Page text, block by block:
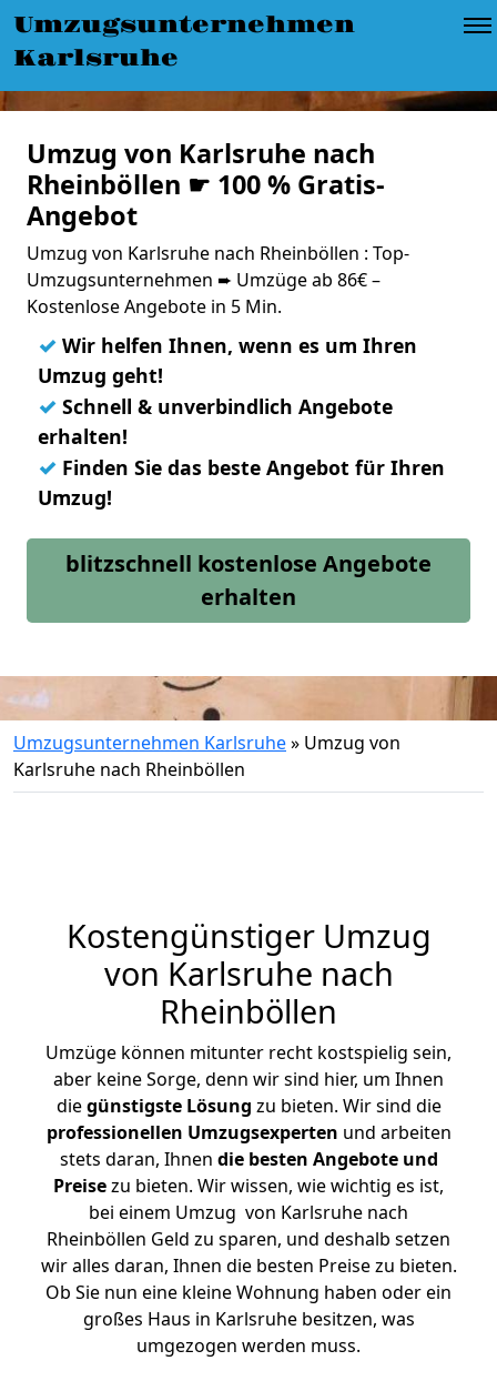
Umzugsunternehmen
Karlsruhe
Umzug von Karlsruhe nach
Rheinböllen ☛ 100 % Gratis-
Angebot
Umzug von Karlsruhe nach Rheinböllen : Top-
Umzugsunternehmen ➨ Umzüge ab 86€ –
Kostenlose Angebote in 5 Min.
✓ Wir helfen Ihnen, wenn es um Ihren
Umzug geht!
✓ Schnell & unverbindlich Angebote
erhalten!
✓ Finden Sie das beste Angebot für Ihren
Umzug!
blitzschnell kostenlose Angebote
erhalten
Umzugsunternehmen Karlsruhe» Umzug von
Karlsruhe nach Rheinböllen
Kostengünstiger Umzug
von Karlsruhe nach
Rheinböllen
Umzüge können mitunter recht kostspielig sein,
aber keine Sorge, denn wir sind hier, um Ihnen
diegünstigste Lösung zu bieten. Wir sind die
professionellen Umzugsexperten und arbeiten
stets daran, Ihnen die besten Angebote und
Preisezu bieten. Wir wissen, wie wichtig es ist,
bei einem Umzug von Karlsruhe nach
Rheinböllen Geld zu sparen, und deshalb setzen
wir alles daran, Ihnen die besten Preise zu bieten.
Ob Sie nun eine kleine Wohnung haben oder ein
großes Haus in Karlsruhe besitzen, was
umgezogen werden muss.